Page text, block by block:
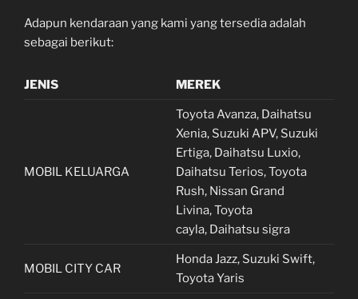
Adapun kendaraan yang kami yang tersedia adalah
sebagai berikut:
JENIS MEREK
MOBIL KELUARGA
Toyota Avanza, Daihatsu
Xenia, Suzuki APV, Suzuki
Ertiga, Daihatsu Luxio,
Daihatsu Terios, Toyota
Rush, Nissan Grand
Livina, Toyota
cayla, Daihatsu sigra
MOBIL CITY CAR
Honda Jazz, Suzuki Swift,
Toyota Yaris